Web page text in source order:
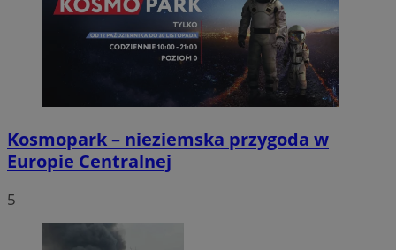
Kosmopark – nieziemska przygoda w
Europie Centralnej
5